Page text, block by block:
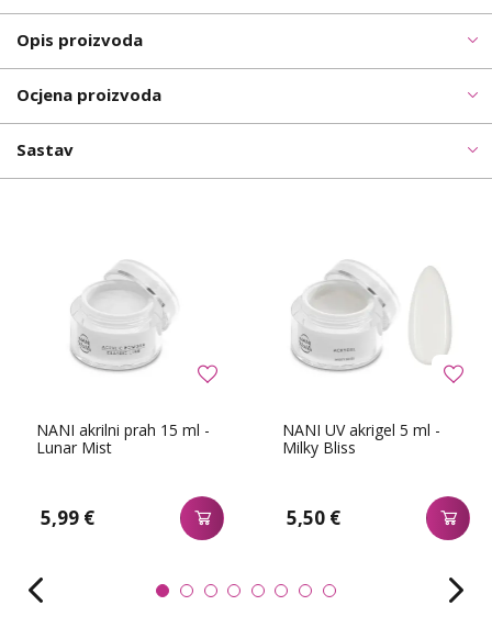
Opis proizvoda
Ocjena proizvoda
Sastav
NANI akrilni prah 15 ml -
Lunar Mist
5,99 €
NANI UV akrigel 5 ml -
Milky Bliss
5,50 €